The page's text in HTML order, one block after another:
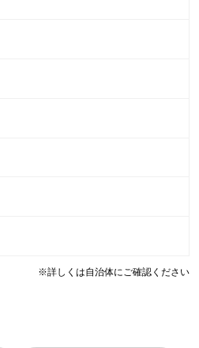
※詳しくは自治体にご確認ください